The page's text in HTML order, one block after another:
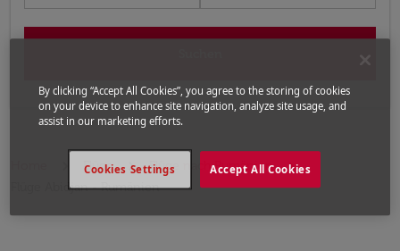
Flüge
Flüge nach Rumänien
Flüge Abidjan - Rumänien
By clicking “Accept All Cookies”, you agree to the storing of cookies
on your device to enhance site navigation, analyze site usage, and
assist in our marketing efforts.
Accept All Cookies
Cookies Settings